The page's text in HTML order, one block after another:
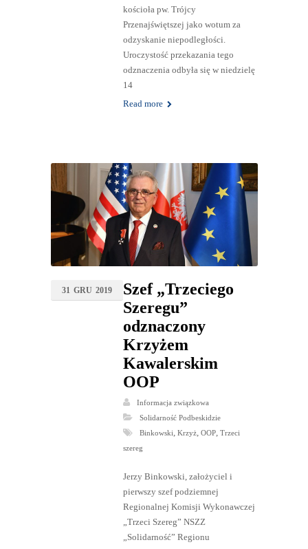
kościoła pw. Trójcy
Przenajświętszej jako wotum za
odzyskanie niepodległości.
Uroczystość przekazania tego
odznaczenia odbyła się w niedzielę
14
Read more
31 GRU 2019
Szef „Trzeciego
Szeregu”
odznaczony
Krzyżem
Kawalerskim
OOP
Informacja związkowa
Solidarność Podbeskidzie
Binkowski, Krzyż, OOP, Trzeci
szereg
Jerzy Binkowski, założyciel i
pierwszy szef podziemnej
Regionalnej Komisji Wykonawczej
„Trzeci Szereg” NSZZ
„Solidarność” Regionu